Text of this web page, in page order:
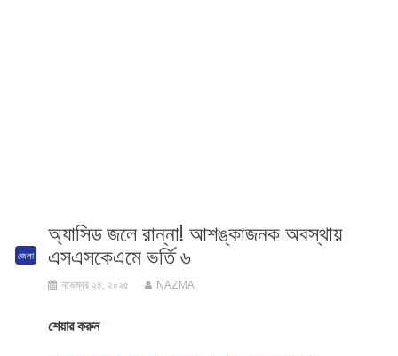
জেলা
অ্যাসিড জলে রান্না! আশঙ্কাজনক অবস্থায়
এসএসকেএমে ভর্তি ৬
নভেম্বর ২৪, ২০২৫ NAZMA
শেয়ার করুন